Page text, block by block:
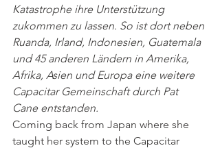
Katastrophe ihre Unterstützung
zukommen zu lassen. So ist dort neben
Ruanda, Irland, Indonesien, Guatemala
und 45 anderen Ländern in Amerika,
Afrika, Asien und Europa eine weitere
Capacitar Gemeinschaft durch Pat
Cane entstanden.
Coming back from Japan where she
taught her system to the Capacitar